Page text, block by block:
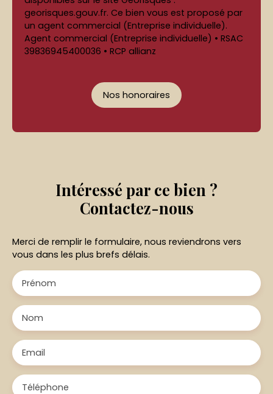
georisques.gouv.fr. Ce bien vous est proposé par
un agent commercial (Entreprise individuelle).
Agent commercial (Entreprise individuelle) • RSAC
39836945400036 • RCP allianz
Nos honoraires
Intéressé par ce bien ?
Contactez-nous
Merci de remplir le formulaire, nous reviendrons vers
vous dans les plus brefs délais.
Prénom
Nom
Email
Téléphone